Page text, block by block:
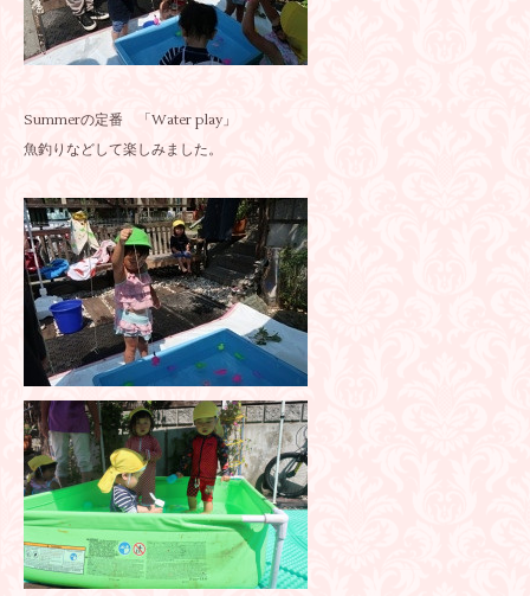
Summerの定番 「Water play」
魚釣りなどして楽しみました。